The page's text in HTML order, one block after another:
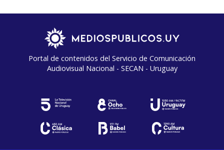
Portal de contenidos del Servicio de Comunicación
Audiovisual Nacional - SECAN - Uruguay